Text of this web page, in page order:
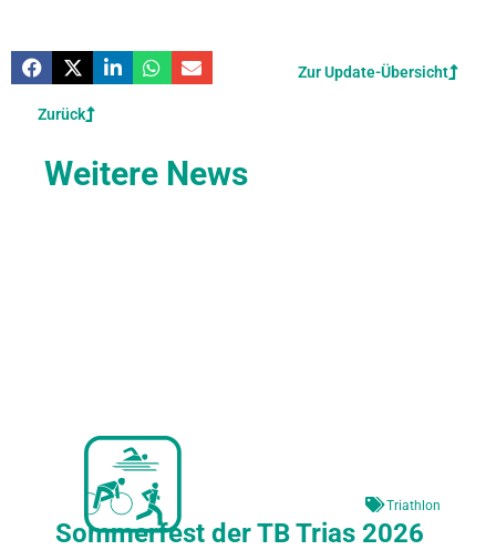
Zur Update-Übersicht
Zurück
Weitere News
Triathlon
Sommerfest der TB Trias 2026